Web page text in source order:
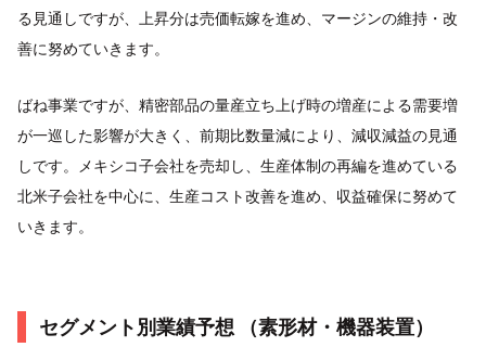
る見通しですが、上昇分は売価転嫁を進め、マージンの維持・改
善に努めていきます。
ばね事業ですが、精密部品の量産立ち上げ時の増産による需要増
が一巡した影響が大きく、前期比数量減により、減収減益の見通
しです。メキシコ子会社を売却し、生産体制の再編を進めている
北米子会社を中心に、生産コスト改善を進め、収益確保に努めて
いきます。
セグメント別業績予想 （素形材・機器装置）